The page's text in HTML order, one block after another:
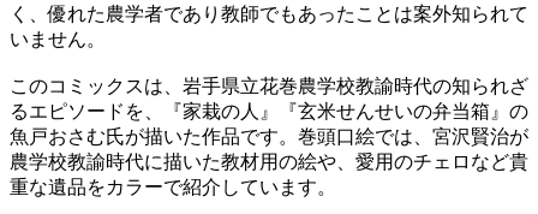
く、優れた農学者であり教師でもあったことは案外知られて
いません。
このコミックスは、岩手県立花巻農学校教諭時代の知られざ
るエピソードを、『家栽の人』『玄米せんせいの弁当箱』の
魚戸おさむ氏が描いた作品です。巻頭口絵では、宮沢賢治が
農学校教諭時代に描いた教材用の絵や、愛用のチェロなど貴
重な遺品をカラーで紹介しています。